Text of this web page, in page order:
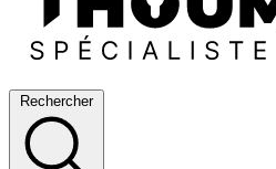
Rechercher